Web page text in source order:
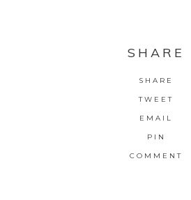
SHARE
SHARE
TWEET
EMAIL
PIN
COMMENT